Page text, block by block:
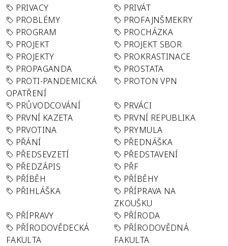
PRIVACY
PRIVÁT
PROBLÉMY
PROFAJNŠMEKRY
PROGRAM
PROCHÁZKA
PROJEKT
PROJEKT SBOR
PROJEKTY
PROKRASTINACE
PROPAGANDA
PROSTATA
PROTI-PANDEMICKÁ
OPATŘENÍ
PROTON VPN
PRŮVODCOVÁNÍ
PRVÁCI
PRVNÍ KAZETA
PRVNÍ REPUBLIKA
PRVOTINA
PRYMULA
PŘÁNÍ
PŘEDNÁŠKA
PŘEDSEVZETÍ
PŘEDSTAVENÍ
PŘEDZÁPIS
PŘF
PŘÍBĚH
PŘÍBĚHY
PŘIHLÁŠKA
PŘÍPRAVA NA
ZKOUŠKU
PŘÍPRAVY
PŘÍRODA
PŘÍRODOVĚDECKÁ
FAKULTA
PŘÍRODOVĚDNÁ
FAKULTA